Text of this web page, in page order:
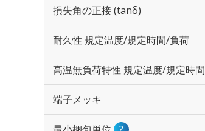
損失角の正接 (tanδ)
耐久性 規定温度/規定時間/負荷
高温無負荷特性 規定温度/規定時間
端子メッキ